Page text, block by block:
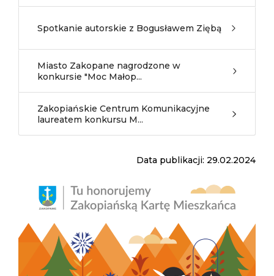
Spotkanie autorskie z Bogusławem Ziębą
Miasto Zakopane nagrodzone w
konkursie "Moc Małop...
Zakopiańskie Centrum Komunikacyjne
laureatem konkursu M...
Data publikacji: 29.02.2024